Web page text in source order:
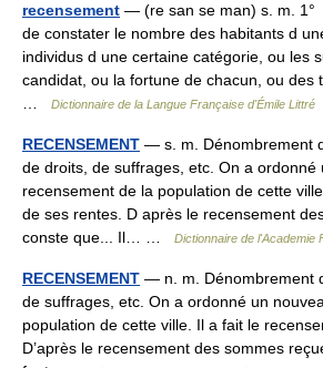
recensement — (re san se man) s. m.
de constater le nombre des habitants d
individus d une certaine catégorie, ou les
candidat, ou la fortune de chacun, ou des
Dictionnaire de la Langue Française d'Émile Littré
RECENSEMENT — s. m. Dénombrement
de droits, de suffrages, etc. On a ordonné
recensement de la population de cette
de ses rentes. D après le recensement
conste que... Il… …
Dictionnaire de l'Academie
RECENSEMENT — n. m. Dénombrement
de suffrages, etc. On a ordonné un
population de cette ville. Il a fait le
D’après le recensement des sommes